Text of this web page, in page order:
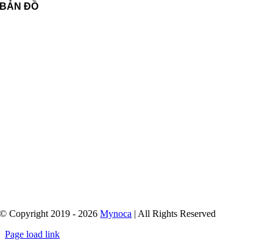
BẢN ĐỒ
© Copyright 2019 - 2026Mynoca | All Rights Reserved
Page load link